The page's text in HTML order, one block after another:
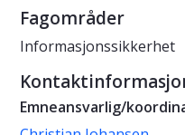
Fagområder
Informasjonssikkerhet
Emneansvarlig/